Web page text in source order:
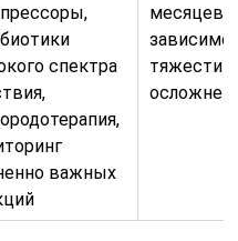
спектра
важных
месяцев
тяжести и